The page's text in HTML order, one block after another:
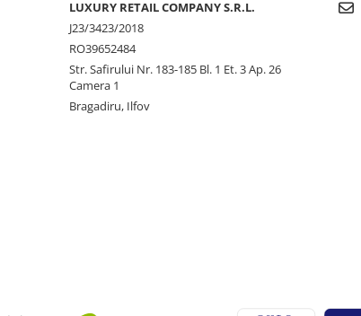
LUXURY RETAIL COMPANY S.R.L.
J23/3423/2018
RO39652484
Str. Safirului Nr. 183-185 Bl. 1 Et. 3 Ap. 26
Camera 1
Bragadiru, Ilfov